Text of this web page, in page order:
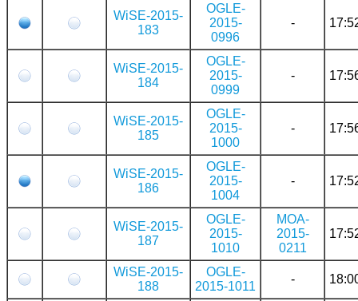
WiSE-2015-
183
OGLE-
2015-
0996
-
WiSE-2015-
184
OGLE-
2015-
0999
-
WiSE-2015-
185
OGLE-
2015-
1000
-
WiSE-2015-
186
OGLE-
2015-
1004
-
WiSE-2015-
187
OGLE-
2015-
1010
MOA-
2015-
0211
WiSE-2015-
188
OGLE-
2015-1011
-